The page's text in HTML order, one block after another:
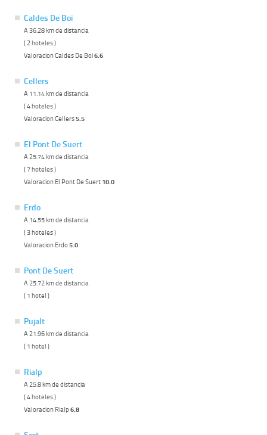
Caldes De Boi
A 36.28 km de distancia
( 2 hoteles )
Valoracion Caldes De Boi6.6
Cellers
A 11.14 km de distancia
( 4 hoteles )
Valoracion Cellers5.5
El Pont De Suert
A 25.74 km de distancia
( 7 hoteles )
Valoracion El Pont De Suert 10.0
Erdo
A 14.55 km de distancia
( 3 hoteles )
Valoracion Erdo5.0
Pont De Suert
A 25.72 km de distancia
( 1 hotel )
Pujalt
A 21.96 km de distancia
( 1 hotel )
Rialp
A 25.8 km de distancia
( 4 hoteles )
Valoracion Rialp6.8